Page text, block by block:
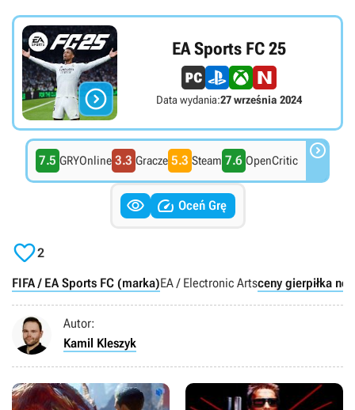

EA Sports FC 25
Data wydania:27 września 2024
7.5 GRYOnline 3.3 Gracze 5.3 Steam 7.6 OpenCritic 
  Oceń Grę
2
FIFA / EA Sports FC (marka)EA / Electronic Artsceny gierpiłka
Autor:
Kamil Kleszyk